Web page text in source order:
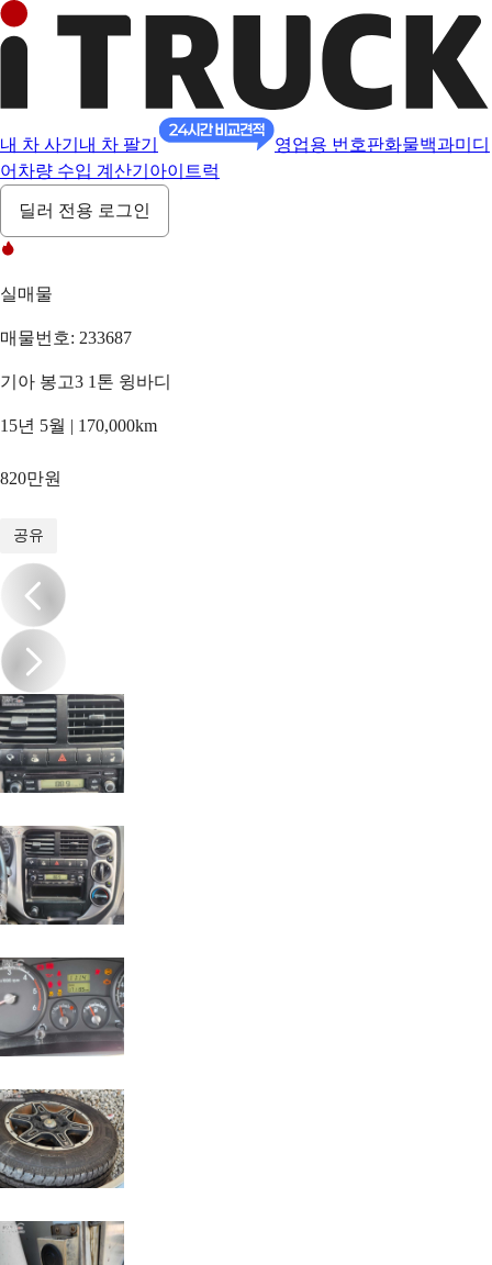
내 차 사기 내 차 팔기 영업용 번호판화물백과미디
어 차량 수입 계산기 아이트럭
딜러 전용 로그인
실매물
매물번호: 233687
기아 봉고3 1톤 윙바디
15년 5월 | 170,000km
820만원
공유
/14